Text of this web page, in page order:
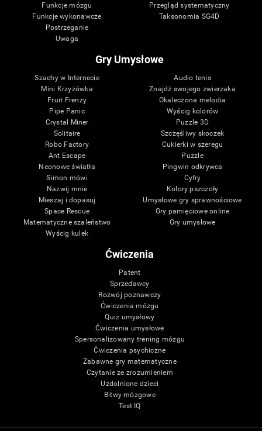
Funkcje mózgu
Funkcje wykonawcze
Postrzeganie
Uwaga
Przegląd systematyczny
Taksonomia SG4D
Gry Umysłowe
Szachy w Internecie
Mini Krzyżówka
Fruit Frenzy
Pipe Panic
Crystal Miner
Solitaire
Robo Factory
Ant Escape
Neonowe światła
Simon mówi
Nazwij mnie
Mieszaj i dopasuj
Space Rescue
Matematyczne szaleństwo
Wyścig kulek
Audio tenis
Znajdź swojego zwierzaka
Okaleczona melodia
Wyścig kolorów
Puzzle 3D
Szczęśliwy skoczek
Cukierki w szeregu
Puzzle
Pingwin odkrywca
Cyfry
Kolory pszczoły
Umysłowe gry sprawnościowe
Gry pamięciowe online
Gry umysłowe
Ćwiczenia
Patent
Sprzedawcy
Rozwój poznawczy
Ćwiczenia mózgu
Quiz umysłowy
Ćwiczenia umysłowe
Spersonalizowany trening mózgu
Ćwiczenia psychiczne
Zabawne gry matematyczne
Czytanie ze zrozumieniem
Uzdolnione dzieci
Bitwy mózgowe
Test IQ